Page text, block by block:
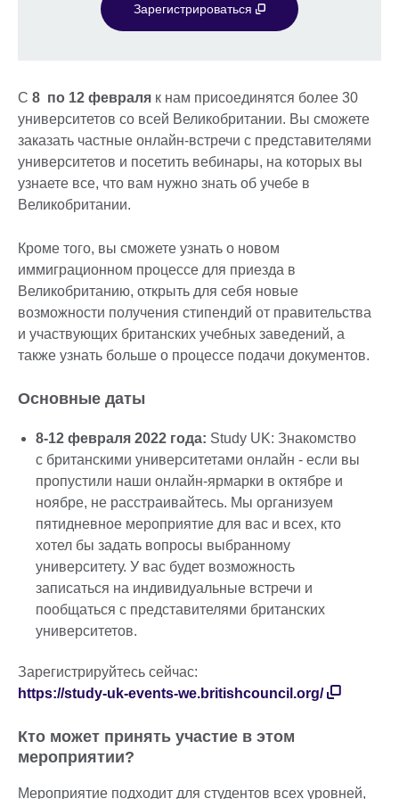
Зарегистрироваться
С 8 по 12 февраля к нам присоединятся более 30
университетов со всей Великобритании. Вы сможете
заказать частные онлайн-встречи с представителями
университетов и посетить вебинары, на которых вы
узнаете все, что вам нужно знать об учебе в
Великобритании.
Кроме того, вы сможете узнать о новом
иммиграционном процессе для приезда в
Великобританию, открыть для себя новые
возможности получения стипендий от правительства
и участвующих британских учебных заведений, а
также узнать больше о процессе подачи документов.
Основные даты
8-12 февраля 2022 года: Study UK: Знакомство
с британскими университетами онлайн - если вы
пропустили наши онлайн-ярмарки в октябре и
ноябре, не расстраивайтесь. Мы организуем
пятидневное мероприятие для вас и всех, кто
хотел бы задать вопросы выбранному
университету. У вас будет возможность
записаться на индивидуальные встречи и
пообщаться с представителями британских
университетов.
Зарегистрируйтесь сейчас:
https://study-uk-events-we.britishcouncil.org/
Кто может принять участие в этом
мероприятии?
Мероприятие подходит для студентов всех уровней,